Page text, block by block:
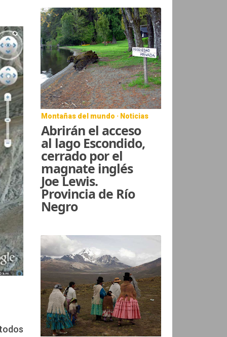
Montañas del mundo · Noticias
Abrirán el acceso
al lago Escondido,
cerrado por el
magnate inglés
Joe Lewis.
Provincia de Río
Negro